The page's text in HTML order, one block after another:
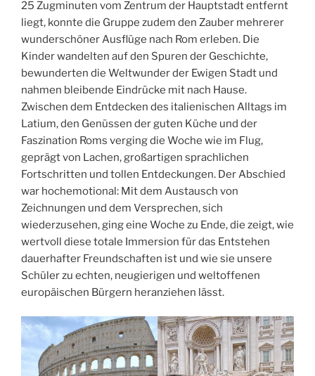
25 Zugminuten vom Zentrum der Hauptstadt entfernt
liegt, konnte die Gruppe zudem den Zauber mehrerer
wunderschöner Ausflüge nach Rom erleben. Die
Kinder wandelten auf den Spuren der Geschichte,
bewunderten die Weltwunder der Ewigen Stadt und
nahmen bleibende Eindrücke mit nach Hause.
Zwischen dem Entdecken des italienischen Alltags im
Latium, den Genüssen der guten Küche und der
Faszination Roms verging die Woche wie im Flug,
geprägt von Lachen, großartigen sprachlichen
Fortschritten und tollen Entdeckungen. Der Abschied
war hochemotional: Mit dem Austausch von
Zeichnungen und dem Versprechen, sich
wiederzusehen, ging eine Woche zu Ende, die zeigt, wie
wertvoll diese totale Immersion für das Entstehen
dauerhafter Freundschaften ist und wie sie unsere
Schüler zu echten, neugierigen und weltoffenen
europäischen Bürgern heranziehen lässt.